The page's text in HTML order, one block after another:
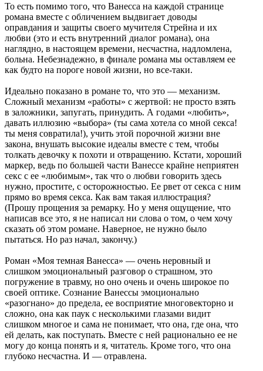
То есть помимо того, что Ванесса на каждой странице
романа вместе с обличением выдвигает доводы
оправдания и защиты своего мучителя Стрейна и их
любви (это и есть внутренний диалог романа), она
наглядно, в настоящем времени, несчастна, надломлена,
больна. Небезнадежно, в финале романа мы оставляем ее
как будто на пороге новой жизни, но все-таки.
Идеально показано в романе то, что это — механизм.
Сложный механизм «работы» с жертвой: не просто взять
в заложники, запугать, принудить. А годами «любить»,
давать иллюзию «выбора» (ты сама хотела со мной секса!
ты меня совратила!), учить этой порочной жизни вне
закона, внушать высокие идеалы вместе с тем, чтобы
толкать девочку к похоти и отвращению. Кстати, хороший
маркер, ведь по большей части Ванессе крайне неприятен
секс с ее «любимым», так что о любви говорить здесь
нужно, простите, с осторожностью. Ее рвет от секса с ним
прямо во время секса. Как вам такая иллюстрация?
(Прошу прощения за ремарку. Но у меня ощущение, что
написав все это, я не написал ни слова о том, о чем хочу
сказать об этом романе. Наверное, не нужно было
пытаться. Но раз начал, закончу.)
Роман «Моя темная Ванесса» — очень неровный и
слишком эмоциональный разговор о страшном, это
погружение в травму, но оно очень и очень широкое по
своей оптике. Сознание Ванессы эмоционально
«разогнано» до предела, ее восприятие многовекторно и
сложно, она как паук с несколькими глазами видит
слишком многое и сама не понимает, что она, где она, что
ей делать, как поступать. Вместе с ней рационально ее не
могу до конца понять и я, читатель. Кроме того, что она
глубоко несчастна. И — отравлена.